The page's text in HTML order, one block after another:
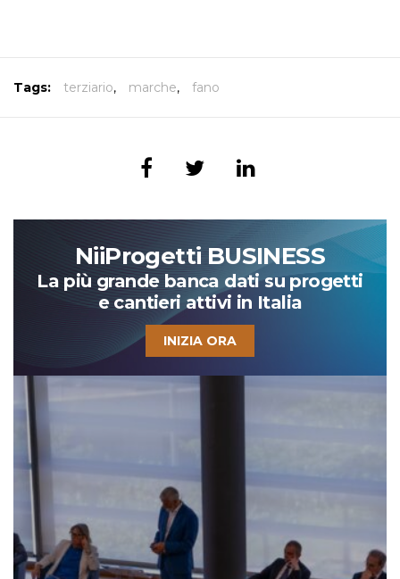
Tags: terziario, marche, fano
NiiProgetti BUSINESS
La più grande banca dati su progetti
e cantieri attivi in Italia
INIZIA ORA